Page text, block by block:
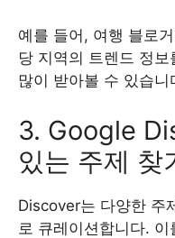
예를 들어, 여행 블로
당 지역의 트렌드 정보
많이 받아볼 수 있습니
3. Google
있는 주제 찾
Discover는 다양한 주
로 큐레이션합니다. 이